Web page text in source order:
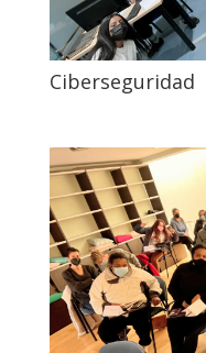
Ciberseguridad